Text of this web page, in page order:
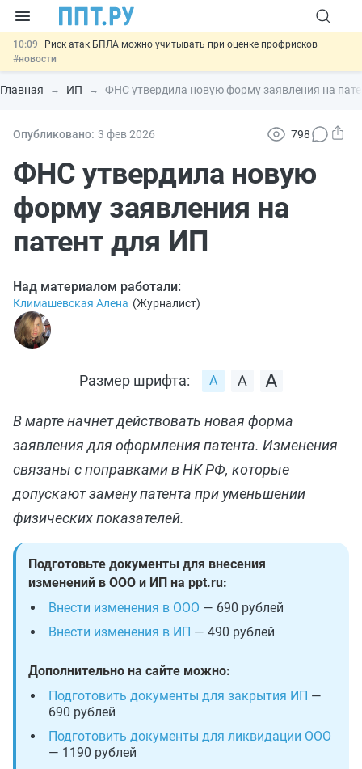
10:09
Риск атак БПЛА можно учитывать при оценке профрисков
#новости
00:01
6 августа: важные документы, вступающие в силу сегодня
#новости
05.08 Мигрантам с судимостью запретят получать ВНЖ и
05.08
Важно
#новости
Главная ИП ФНС утвердила новую форму заявления на
Опубликовано: 3 фев2026 798
ФНС утвердила новую
форму заявления на
патент для ИП
Над материалом работали:
Климашевская Алена (Журналист)
Размер шрифта:
В марте начнет действовать новая форма
заявления для оформления патента. Изменения
связаны с поправками в НК РФ, которые
допускают замену патента при уменьшении
физических показателей.
Подготовьте документы для внесения
изменений в ООО и ИП на ppt.ru:
Внести изменения в ООО — 690 рублей
Внести изменения в ИП — 490 рублей
Дополнительно на сайте можно:
Подготовить документы для закрытия ИП —
690 рублей
Подготовить документы для ликвидации ООО
— 1190 рублей